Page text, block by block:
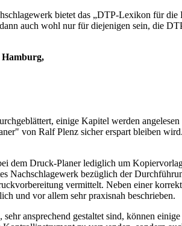
bietet das „DTP-Lexikon für
auch wohl nur für diejenigen sein, die
Hamburg,
einige Kapitel werden
von Ralf Plenz sicher erspart bleiben
dem Druck-Planer lediglich um
Nachschlagewerk bezüglich der
vermittelt. Neben einer
und vor allem sehr praxisnah beschrieben.
ansprechend gestaltet sind, können